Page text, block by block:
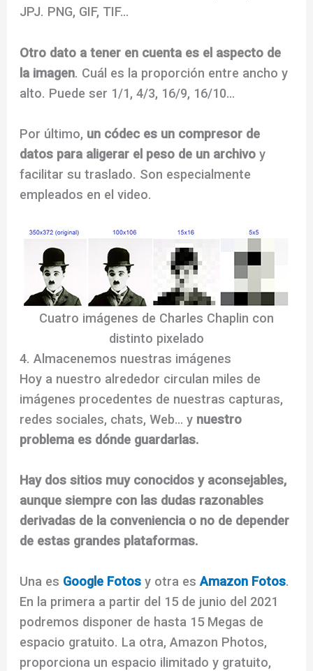
JPJ. PNG, GIF, TIF…
Otro dato a tener en cuenta es el aspecto de
la imagen. Cuál es la proporción entre ancho y
alto. Puede ser 1/1, 4/3, 16/9, 16/10…
Por último, un códec es un compresor de
datos para aligerar el peso de un archivo y
facilitar su traslado. Son especialmente
empleados en el video.
Cuatro imágenes de Charles Chaplin con
distinto pixelado
4. Almacenemos nuestras imágenes
Hoy a nuestro alrededor circulan miles de
imágenes procedentes de nuestras capturas,
redes sociales, chats, Web… y nuestro
problema es dónde guardarlas.
Hay dos sitios muy conocidos y aconsejables,
aunque siempre con las dudas razonables
derivadas de la conveniencia o no de depender
de estas grandes plataformas.
Una es Google Fotos y otra esAmazon Fotos.
En la primera a partir del 15 de junio del 2021
podremos disponer de hasta 15 Megas de
espacio gratuito. La otra, Amazon Photos,
proporciona un espacio ilimitado y gratuito,